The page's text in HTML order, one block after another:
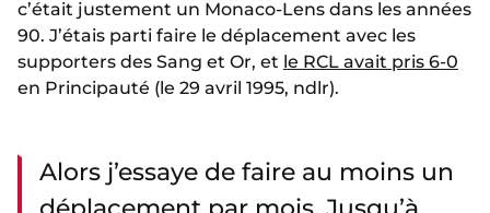
c’était justement un Monaco-Lens dans les années
90. J’étais parti faire le déplacement avec les
supporters des Sang et Or, et le RCL avait pris 6-0
en Principauté (le 29 avril 1995, ndlr).
Alors j’essaye de faire au moins un